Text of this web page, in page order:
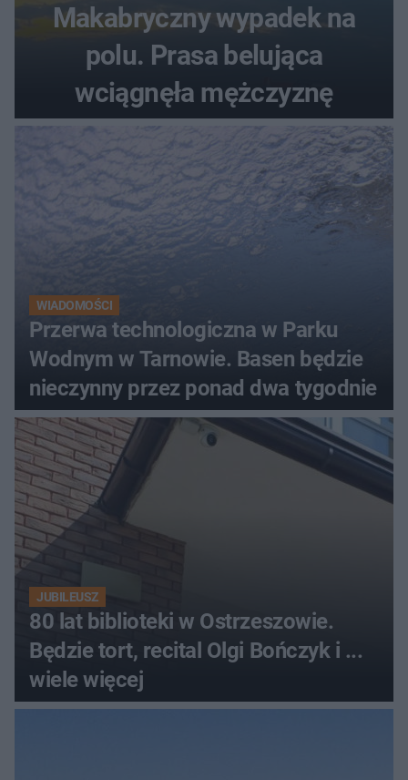
Makabryczny wypadek na
polu. Prasa belująca
wciągnęła mężczyznę
WIADOMOŚCI
Przerwa technologiczna w Parku
Wodnym w Tarnowie. Basen będzie
nieczynny przez ponad dwa tygodnie
JUBILEUSZ
80 lat biblioteki w Ostrzeszowie.
Będzie tort, recital Olgi Bończyk i ...
wiele więcej